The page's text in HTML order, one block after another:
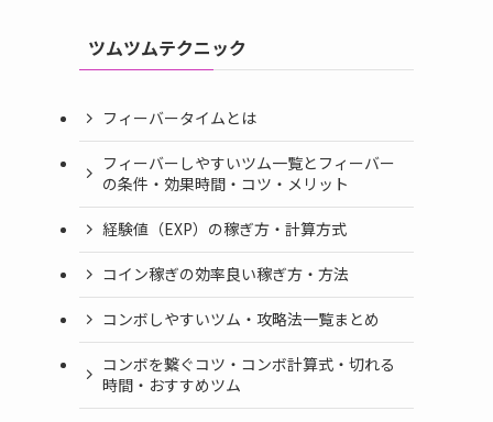
ツムツムテクニック
フィーバータイムとは
フィーバーしやすいツム一覧とフィーバー
の条件・効果時間・コツ・メリット
経験値（EXP）の稼ぎ方・計算方式
コイン稼ぎの効率良い稼ぎ方・方法
コンボしやすいツム・攻略法一覧まとめ
コンボを繋ぐコツ・コンボ計算式・切れる
時間・おすすめツム